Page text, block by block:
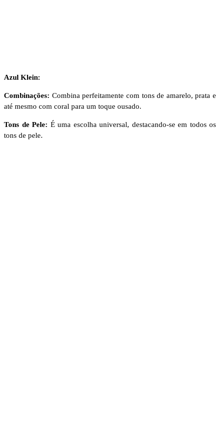
Azul Klein:
Combinações: Combina perfeitamente com tons de amarelo, prata e
até mesmo com coral para um toque ousado.
Tons de Pele: É uma escolha universal, destacando-se em todos os
tons de pele.